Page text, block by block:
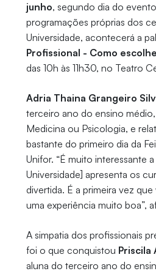
junho, segundo dia do
programações próprias dos
Universidade, acontecerá a
Profissional - Como
das 10h às 11h30, no Teatro
Adria Thaina Grangeiro
terceiro ano do ensino
Medicina ou Psicologia, e
bastante do primeiro dia da
Unifor. “É muito interessante
Universidade] apresenta os
divertida. É a primeira vez
uma experiência muito boa”,
A simpatia dos profissionais
foi o que conquistou Priscila
aluna do terceiro ano do